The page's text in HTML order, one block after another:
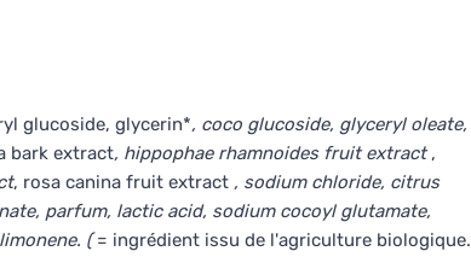
glucoside, glycerin*, coco glucoside, glyceryl oleate,
bark extract, hippophae rhamnoides fruit extract,
, rosa canina fruit extract , sodium chloride, citrus
parfum, lactic acid, sodium cocoyl glutamate,
(= ingrédient issu de l'agriculture biologique.